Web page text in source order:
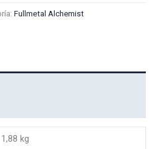
Fullmetal Alchemist
1,88 kg